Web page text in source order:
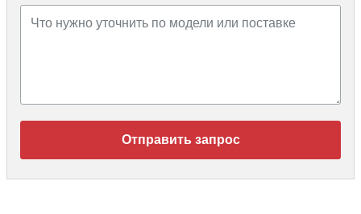
Отправить запрос